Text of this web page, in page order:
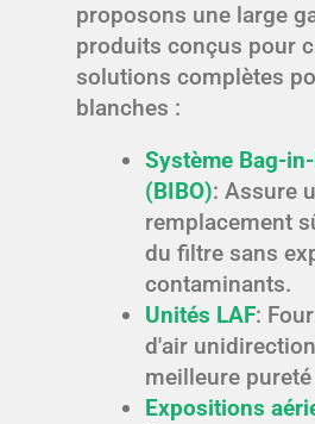
proposons une large
produits conçus pour
solutions complètes
blanches :
Système Bag-
(BIBO): Assure
remplacement
du filtre sans
contaminants.
Unités LAF:
d'air
meilleure
Expositions